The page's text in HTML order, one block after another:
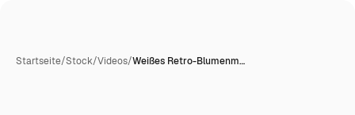
Startseite/Stock/Videos/Weißes Retro-Blumenm…